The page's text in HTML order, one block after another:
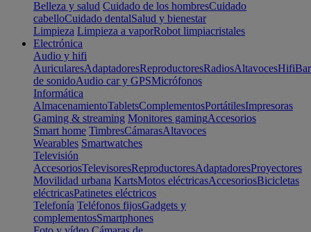
Belleza y salud Cuidado de los hombresCuidado
cabelloCuidado dentalSalud y bienestar
Limpieza Limpieza a vaporRobot limpiacristales
Electrónica
Audio y hifi
AuricularesAdaptadoresReproductoresRadiosAltavocesHifi
de sonidoAudio car y GPSMicrófonos
Informática
AlmacenamientoTabletsComplementosPortátilesImpresoras
Gaming & streaming Monitores gamingAccesorios
Smart home TimbresCámarasAltavoces
Wearables Smartwatches
Televisión
AccesoriosTelevisoresReproductoresAdaptadoresProyectores
Movilidad urbana KartsMotos eléctricasAccesoriosBicicletas
eléctricasPatinetes eléctricos
Telefonía Teléfonos fijosGadgets y
complementosSmartphones